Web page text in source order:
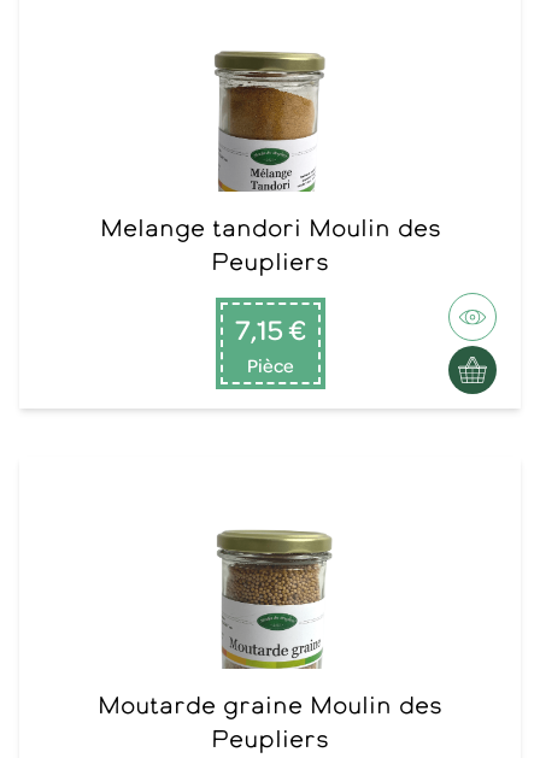
Melange tandori Moulin des
Peupliers
7,15 €
Pièce
Moutarde graine Moulin des
Peupliers